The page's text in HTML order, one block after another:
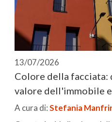
13/07/2026
Colore della facciata:
valore dell'immobile
A cura di:Stefania